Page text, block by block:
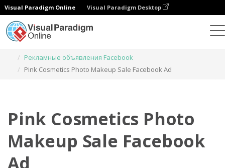
Visual Paradigm Online Visual Paradigm Desktop
Рекламные объявления Facebook
Pink Cosmetics Photo Makeup Sale Facebook Ad
Pink Cosmetics Photo
Makeup Sale Facebook
Ad